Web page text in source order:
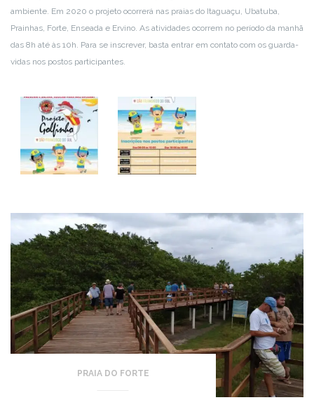
ambiente. Em 2020 o projeto ocorrerá nas praias do Itaguaçu, Ubatuba,
Prainhas, Forte, Enseada e Ervino. As atividades ocorrem no período da manhã
das 8h até às 10h. Para se inscrever, basta entrar em contato com os guarda-
vidas nos postos participantes.
PRAIA DO FORTE